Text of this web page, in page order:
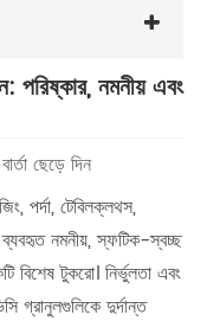
পরিষ্কার, নমনীয় এবং
ছেড়ে দিন
পর্দা, টেবিলক্লথস,
ব্যবহৃত নমনীয়, স্ফটিক-স্বচ্ছ
বিশেষ টুকরো। নির্ভুলতা এবং
গ্রানুলগুলিকে দুর্দান্ত